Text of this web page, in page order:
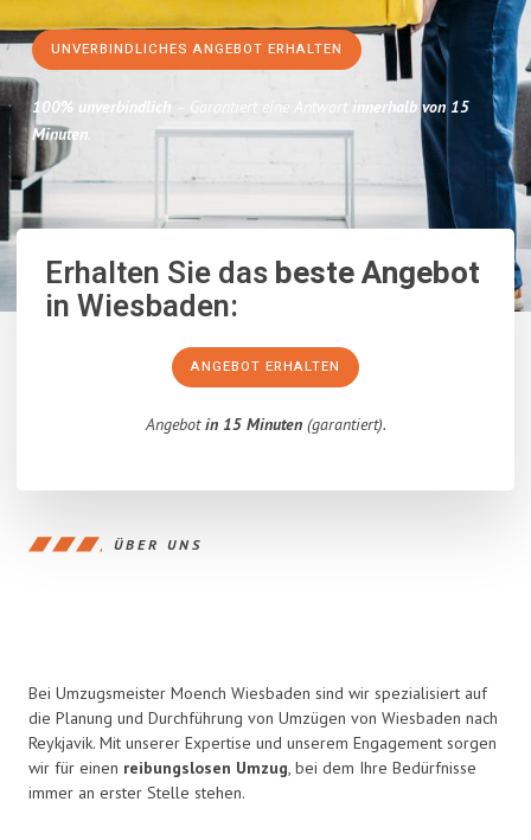
UNVERBINDLICHES ANGEBOT ERHALTEN
100% unverbindlich – Garantiert eine Antwort innerhalb von 15
Minuten.
Erhalten Sie dasbeste Angebot
in Wiesbaden:
ANGEBOT ERHALTEN
Angebotin 15 Minuten(garantiert).
ÜBER UNS
Bei Umzugsmeister Moench Wiesbaden sind wir spezialisiert auf
die Planung und Durchführung von Umzügen von Wiesbaden nach
Reykjavik. Mit unserer Expertise und unserem Engagement sorgen
wir für einen reibungslosen Umzug, bei dem Ihre Bedürfnisse
immer an erster Stelle stehen.